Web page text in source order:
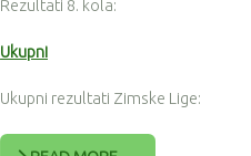
Rezultati 8. kola:
Ukupni
Ukupni rezultati Zimske Lige: